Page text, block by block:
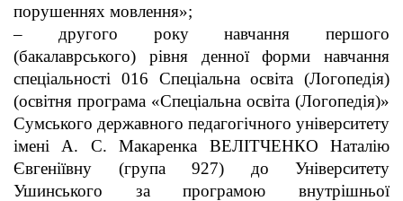
порушеннях мовлення»;
– другого року навчання першого
(бакалаврського) рівня денної форми навчання
спеціальності 016 Спеціальна освіта (Логопедія)
(освітня програма «Спеціальна освіта (Логопедія)»
Сумського державного педагогічного університету
імені А. С. Макаренка ВЕЛІТЧЕНКО Наталію
Євгеніївну (група 927) до Університету
Ушинського за програмою внутрішньої